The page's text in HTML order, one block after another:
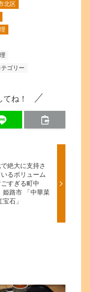
北区
ゴリー
ね！
絶大に支持さ
るボリューム
すぎる町中
姫路市 「中華菜
宝石」